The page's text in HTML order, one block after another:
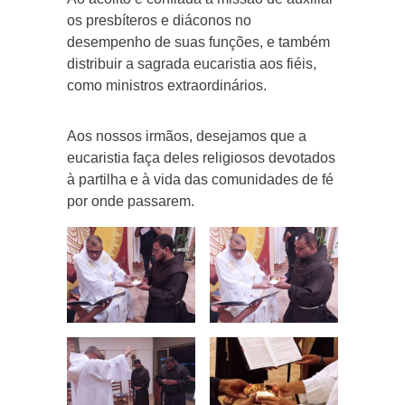
os presbíteros e diáconos no
desempenho de suas funções, e também
distribuir a sagrada eucaristia aos fiéis,
como ministros extraordinários.
Aos nossos irmãos, desejamos que a
eucaristia faça deles religiosos devotados
à partilha e à vida das comunidades de fé
por onde passarem.